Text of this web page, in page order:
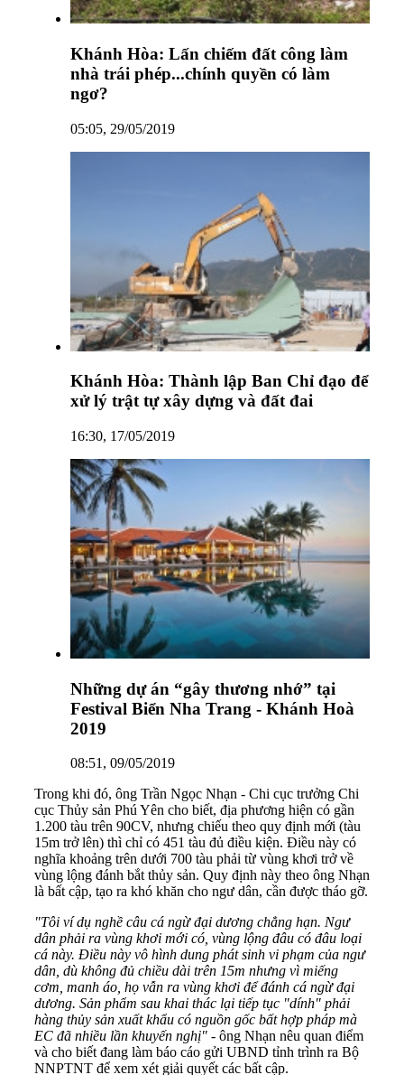
Khánh Hòa: Lấn chiếm đất công làm
nhà trái phép...chính quyền có làm
ngơ?
05:05, 29/05/2019
Khánh Hòa: Thành lập Ban Chỉ đạo để
xử lý trật tự xây dựng và đất đai
16:30, 17/05/2019
Những dự án “gây thương nhớ” tại
Festival Biển Nha Trang - Khánh Hoà
2019
08:51, 09/05/2019
Trong khi đó, ông Trần Ngọc Nhạn - Chi cục trưởng Chi
cục Thủy sản Phú Yên cho biết, địa phương hiện có gần
1.200 tàu trên 90CV, nhưng chiếu theo quy định mới (tàu
15m trở lên) thì chỉ có 451 tàu đủ điều kiện. Điều này có
nghĩa khoảng trên dưới 700 tàu phải từ vùng khơi trở về
vùng lộng đánh bắt thủy sản. Quy định này theo ông Nhạn
là bất cập, tạo ra khó khăn cho ngư dân, cần được tháo gỡ.
"Tôi ví dụ nghề câu cá ngừ đại dương chẳng hạn. Ngư
dân phải ra vùng khơi mới có, vùng lộng đâu có đâu loại
cá này. Điều này vô hình dung phát sinh vi phạm của ngư
dân, dù không đủ chiều dài trên 15m nhưng vì miếng
cơm, manh áo, họ vẫn ra vùng khơi để đánh cá ngừ đại
dương. Sản phẩm sau khai thác lại tiếp tục "dính" phải
hàng thủy sản xuất khẩu có nguồn gốc bất hợp pháp mà
EC đã nhiều lần khuyến nghị" - ông Nhạn nêu quan điểm
và cho biết đang làm báo cáo gửi UBND tỉnh trình ra Bộ
NNPTNT để xem xét giải quyết các bất cập.